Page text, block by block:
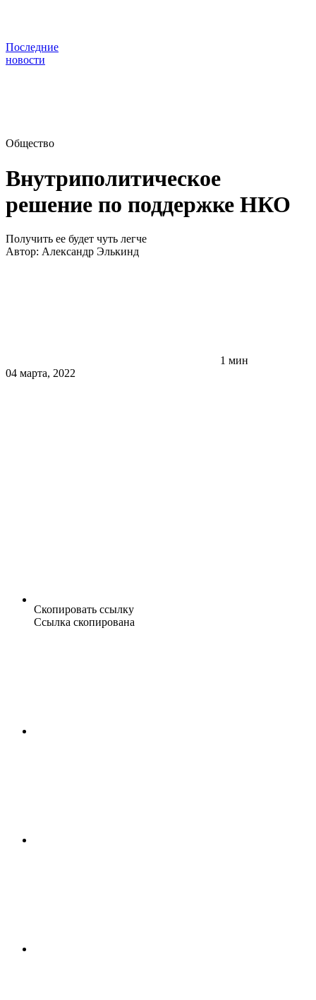
Последние
новости
Общество
Внутриполитическое
решение по поддержке НКО
Получить ее будет чуть легче
Автор: Александр Элькинд
1 мин
04 марта, 2022
Скопировать ссылку
Ссылка скопирована